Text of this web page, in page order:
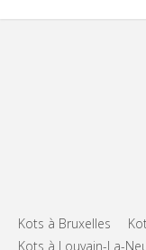
Kots à Bruxelles
Kots à Louvain-La-